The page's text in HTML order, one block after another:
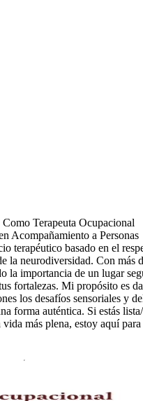
Terapeuta Ocupacional
Acompañamiento a Personas
terapéutico basado en el
la neurodiversidad. Con más
la importancia de un lugar
fortalezas. Mi propósito es
los desafíos sensoriales y
forma auténtica. Si estás
más plena, estoy aquí para